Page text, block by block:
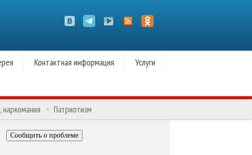
Контактная информация
Услуги
наркомания Патриотизм
Сообщить о проблеме